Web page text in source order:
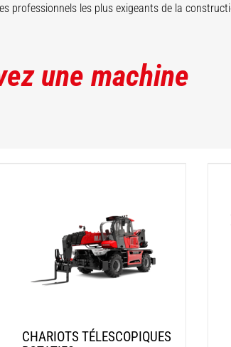
professionnels les plus exigeants de la
une machine
CHARIOTS TÉLESCOPIQUES